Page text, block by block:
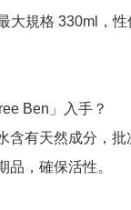
大規格 330ml，
Ben」入手？
含有天然成分，批
品，確保活性。